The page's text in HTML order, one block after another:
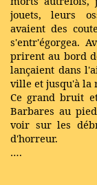
jouets, leurs
avaient des
s'entr'égorgea.
prirent au bord
lançaient dans
ville et jusqu'à la
Ce grand bruit
Barbares au
voir sur les
d'horreur.
….